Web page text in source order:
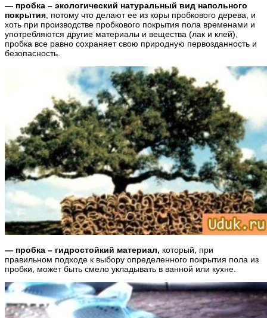
— пробка – экологический натуральный вид напольного
покрытия , потому что делают ее из коры пробкового дерева, и
хоть при производстве пробкового покрытия пола временами и
употребляются другие материалы и вещества (лак и клей),
пробка все равно сохраняет свою природную первозданность и
безопасность.
— пробка – гидростойкий материал, который, при
правильном подходе к выбору определенного покрытия пола из
пробки, может быть смело укладывать в ванной или кухне.